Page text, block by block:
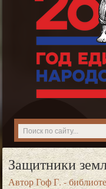
Защитники
АвторГоф Г. -